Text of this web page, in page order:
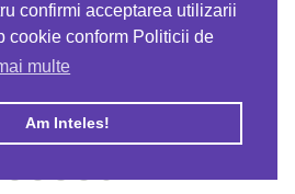
confirmi acceptarea utilizarii
cookie conform Politicii de
multe
Am Inteles!
S.R.L
comandă folosind codul
EATTRACK
Profită acum